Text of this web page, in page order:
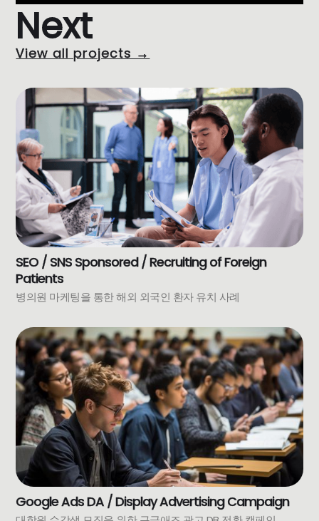
Next
View all projects →
SEO / SNS Sponsored / Recruiting of Foreign
Patients
병의원 마케팅을 통한 해외 외국인 환자 유치 사례
Google Ads DA / Display Advertising Campaign